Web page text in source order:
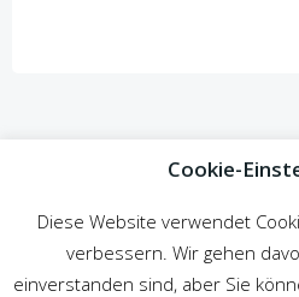
© 2026 Zur Gemütlichen
WordPress
Cookie-
Diese Website verwendet
verbessern. Wir gehen
einverstanden sind, aber Sie